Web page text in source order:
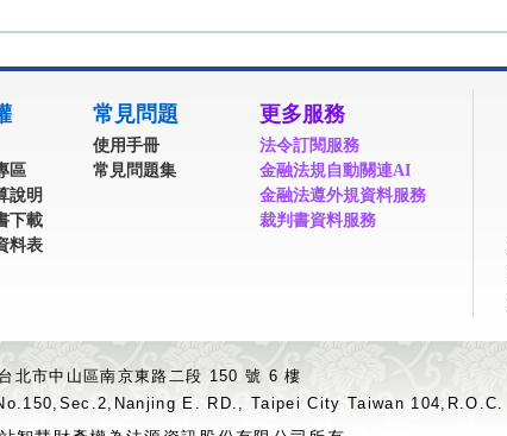
區
說明
下載
料表
常見問題
使用手冊
常見問題集
更多服務
法令訂閱服務
金融法規自動關連AI
金融法遵外規資料服務
裁判書資料服務
北市中山區南京東路二段 150 號 6 樓
E. RD., Taipei City Taiwan 104,R.O.C.